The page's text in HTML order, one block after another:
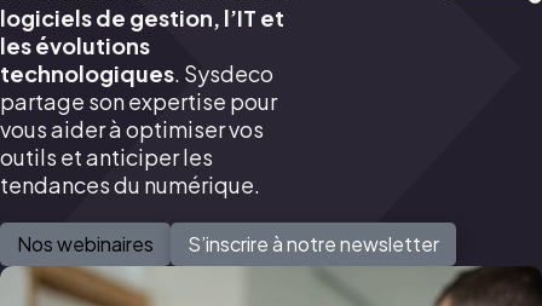
logiciels de gestion, l’IT et
les évolutions
technologiques. Sysdeco
partage son expertise pour
vous aider à optimiser vos
outils et anticiper les
tendances du numérique.
Nos webinaires S’inscrire à notre newsletter